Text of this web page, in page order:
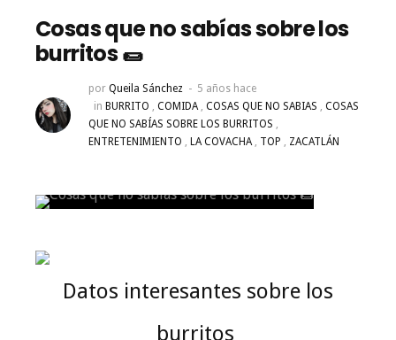
Cosas que no sabías sobre los
burritos 🌯
por Queila Sánchez
5 años hace
in BURRITO , COMIDA, COSAS QUE NO SABIAS , COSAS
QUE NO SABÍAS SOBRE LOS BURRITOS ,
ENTRETENIMIENTO , LA COVACHA, TOP , ZACATLÁN
Datos interesantes sobre los
burritos